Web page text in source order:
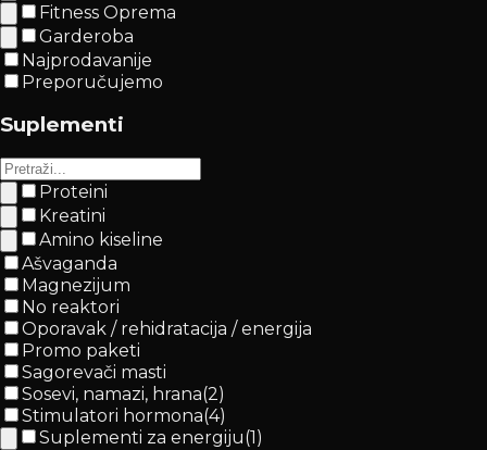
Fitness Oprema
Garderoba
Najprodavanije
Preporučujemo
Suplementi
Proteini
Kreatini
Amino kiseline
Ašvaganda
Magnezijum
No reaktori
Oporavak / rehidratacija / energija
Promo paketi
Sagorevači masti
Sosevi, namazi, hrana(2)
Stimulatori hormona(4)
Suplementi za energiju(1 )